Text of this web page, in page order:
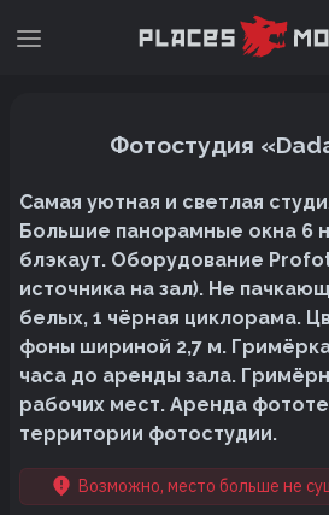
Фотостудия
Самая уютная и светлая
Большие панорамные окна 6
блэкаут. Оборудование
источника на зал). Не
белых, 1 чёрная циклорама.
фоны шириной 2,7 м.
часа до аренды зала.
рабочих мест. Аренда
территории фотостудии.
Возможно, место больше не